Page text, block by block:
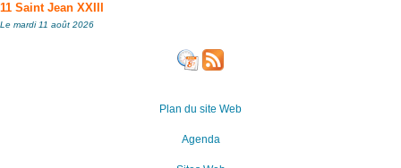
11 Saint Jean XXIII
Le mardi 11 août 2026
Plan du site Web
Agenda